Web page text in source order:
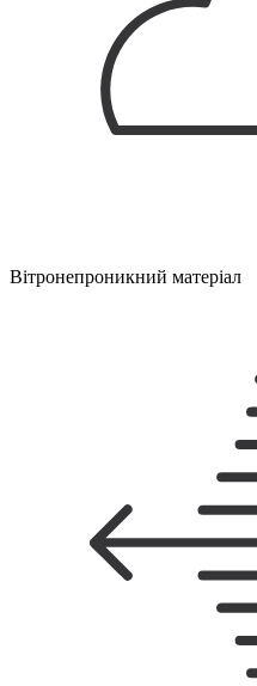
Вітронепроникний матеріал